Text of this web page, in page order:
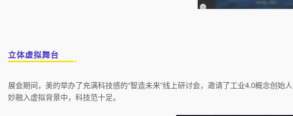
立体虚拟舞台
展会期间，美的举办了充满科技感的“智造未来”线上研讨会，邀请了工业4.0概念创
妙融入虚拟背景中，科技范十足。